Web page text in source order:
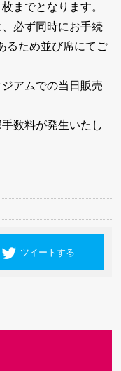
までとなります。
必ず同時にお手続
るため並び席にてご
アムでの当日販売
数料が発生いたし
ツイートする